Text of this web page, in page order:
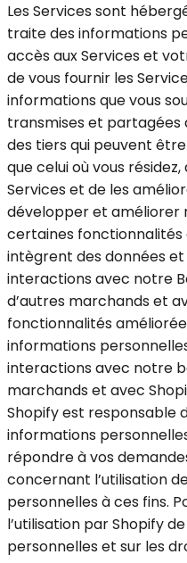
Les Services sont
traite des informations
accès aux Services et
de vous fournir les
informations que vous
transmises et partagées
des tiers qui peuvent
que celui où vous
Services et de les
développer et améliorer
certaines fonctionnalités
intègrent des données
interactions avec notre
d’autres marchands et
fonctionnalités
informations
interactions avec notre
marchands et avec
Shopify est responsable
informations
répondre à vos
concernant l’utilisation
personnelles à ces fins.
l’utilisation par Shopify
personnelles et sur les